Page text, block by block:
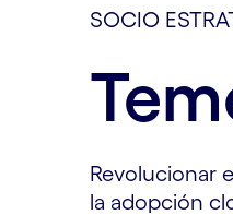
SOCIO
Revolucionar
la adopción